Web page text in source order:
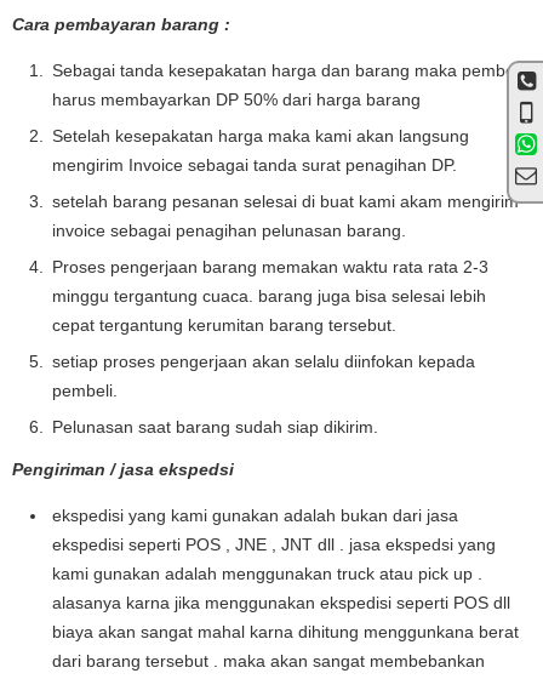
Cara pembayaran barang :
Sebagai tanda kesepakatan harga dan barang maka pembeli
harus membayarkan DP 50% dari harga barang
Setelah kesepakatan harga maka kami akan langsung
mengirim Invoice sebagai tanda surat penagihan DP.
setelah barang pesanan selesai di buat kami akam mengirim
invoice sebagai penagihan pelunasan barang.
Proses pengerjaan barang memakan waktu rata rata 2-3
minggu tergantung cuaca. barang juga bisa selesai lebih
cepat tergantung kerumitan barang tersebut.
setiap proses pengerjaan akan selalu diinfokan kepada
pembeli.
Pelunasan saat barang sudah siap dikirim.
Pengiriman / jasa ekspedsi
ekspedisi yang kami gunakan adalah bukan dari jasa
ekspedisi seperti POS , JNE , JNT dll . jasa ekspedsi yang
kami gunakan adalah menggunakan truck atau pick up .
alasanya karna jika menggunakan ekspedisi seperti POS dll
biaya akan sangat mahal karna dihitung menggunkana berat
dari barang tersebut . maka akan sangat membebankan